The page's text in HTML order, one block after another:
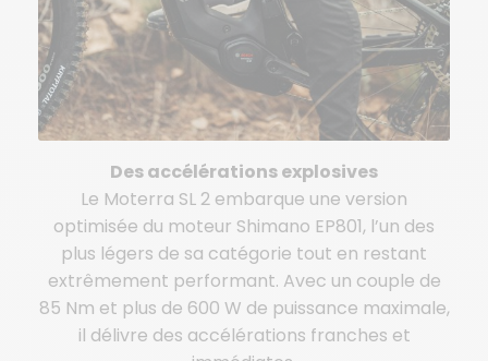
Des accélérations explosives
Le Moterra SL 2 embarque une version
optimisée du moteur Shimano EP801, l’un des
plus légers de sa catégorie tout en restant
extrêmement performant. Avec un couple de
85 Nm et plus de 600 W de puissance maximale,
il délivre des accélérations franches et